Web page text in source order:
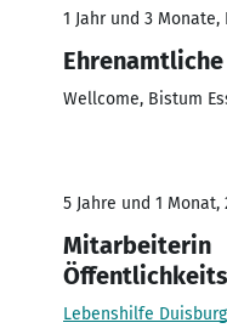
1 Jahr und 3 Monate,
Wellcome, Bistum
5 Jahre und 1 Monat,
Mitarbeiterin
Lebenshilfe Duisburg